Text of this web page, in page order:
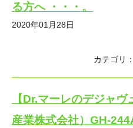
る方へ ・・・。
2020年01月28日
カテゴリ：
【Dr.マーレのデジャ
産業株式会社）GH-